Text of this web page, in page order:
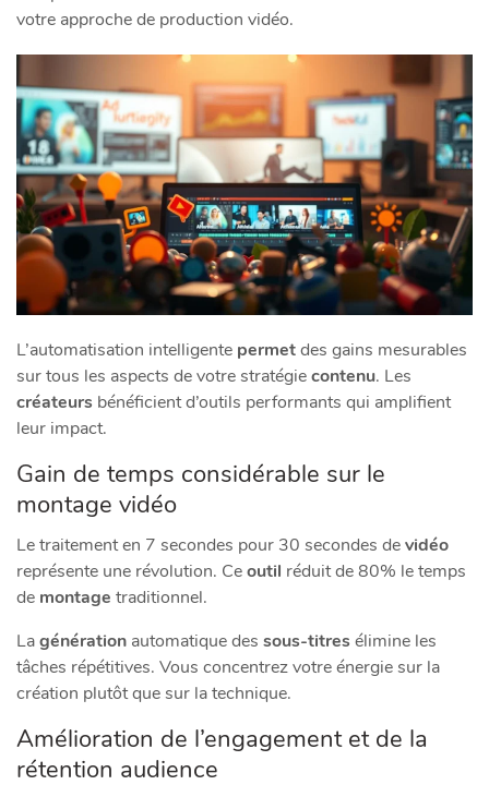
votre approche de production vidéo.
L’automatisation intelligente permetdes gains mesurables
sur tous les aspects de votre stratégiecontenu. Les
créateurs bénéficient d’outils performants qui amplifient
leur impact.
Gain de temps considérable sur le
montage vidéo
Le traitement en 7 secondes pour 30 secondes devidéo
représente une révolution. Ceoutil réduit de 80% le temps
de montage traditionnel.
Lagénération automatique des sous-titresélimine les
tâches répétitives. Vous concentrez votre énergie sur la
création plutôt que sur la technique.
Amélioration de l’engagement et de la
rétention audience